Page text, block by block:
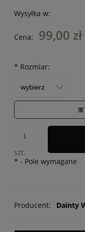
Wysyłka w:
Cena: 99,00 zł
* Rozmiar:
szt.
* - Pole wymagane
Producent: Dainty